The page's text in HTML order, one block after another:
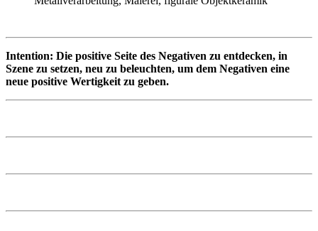
Intention: Die positive Seite des Negativen zu entdecken, in
Szene zu setzen, neu zu beleuchten, um dem Negativen eine
neue positive Wertigkeit zu geben.